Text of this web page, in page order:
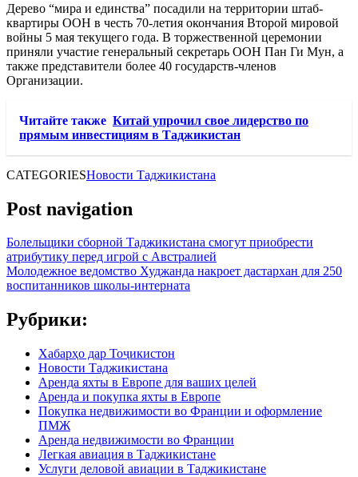
Дерево “мира и единства” посадили на территории штаб-
квартиры ООН в честь 70-летия окончания Второй мировой
войны 5 мая текущего года. В торжественной церемонии
приняли участие генеральный секретарь ООН Пан Ги Мун, а
также представители более 40 государств-членов
Организации.
Читайте также Китай упрочил свое лидерство по
прямым инвестициям в Таджикистан
CATEGORIESНовости Таджикистана
Post navigation
Болельщики сборной Таджикистана смогут приобрести
атрибутику перед игрой с Австралией
Молодежное ведомство Худжанда накроет дастархан для 250
воспитанников школы-интерната
Рубрики:
Хабарҳо дар Тоҷикистон
Новости Таджикистана
Аренда яхты в Европе для ваших целей
Аренда и покупка яхты в Европе
Покупка недвижимости во Франции и оформление
ПМЖ
Аренда недвижимости во Франции
Легкая авиация в Таджикистане
Услуги деловой авиации в Таджикистане